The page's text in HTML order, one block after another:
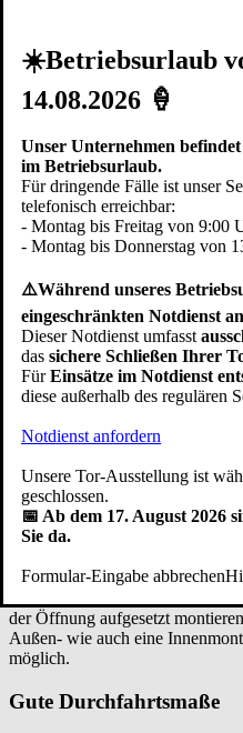
Veit|Garagentor Vergleich
84160 Frontenhausen|
Garagentor Vergleich 84163
84552 Geratskirchen
Erläuterungen
Vergleich der
Variable Einbausituation
Abhängig von den
können Tore auf
Tortyp lässt sich das
Laibung), zwischen der
flächenbündig mit der
und von außen auf die Öffnung
Wenn genügend Freiraum im
der Laibung genannt, eine
ist die Standardmontage beim
Seitensektionaltor.
Eine andere Art der Garagentor
(zwischen der Leibung) zu
einer Deckleiste abgedeckt. Das
der Öffnung aufgesetzt
Außen- wie auch eine
möglich.
Gute Durchfahrtsmaße
☀️Betriebsurlaub
14.08.2026 🍦
Unser Unternehmen
im Betriebsurlaub.
Für dringende Fälle ist unser
telefonisch erreichbar:
- Montag bis Freitag von 9:00
- Montag bis Donnerstag von
⚠️Während unseres
eingeschränkten Notdienst
Dieser Notdienst umfasst
das sichere Schließen Ihrer
FürEinsätze im Notdienst
diese außerhalb des regulären
Notdienst anfordern
Unsere Tor-Ausstellung ist
geschlossen.
📅 Ab dem 17. August 2026
Sie da.
Formular-Eingabe abbrechen